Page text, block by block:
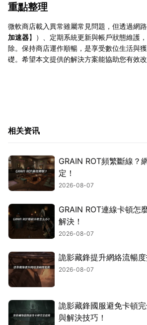
重點整理
微軟商店載入異常雖屬常見問題，但透過網
加速器】）、定期系統更新與帳戶狀態維護
除。保持商店運作順暢，是享受數位生活與
礎。希望本文提供的解決方案能協助您有效改
相关资讯
GRAIN ROT頻繁斷線？
定！
2026-08-07
GRAIN ROT連線卡頓怎
解決！
2026-08-07
詭影藏鋒提升網絡流暢度
2026-08-07
詭影藏鋒國服避免卡頓
與解決技巧！